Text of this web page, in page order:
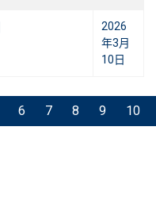
2026
年3月
10日
第 5 頁 共 14 頁
6 7 8 9 10